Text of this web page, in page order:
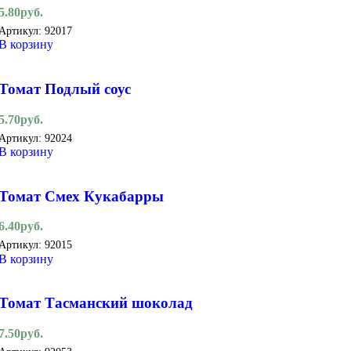
руб.
92017
корзину
Подлый соус
руб.
92024
корзину
Смех Кукабарры
руб.
92015
корзину
Тасманский шоколад
руб.